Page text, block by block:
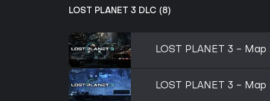
LOST PLANET 3 DLC (8)
LOST PLANET 3 - Map
LOST PLANET 3 - Map